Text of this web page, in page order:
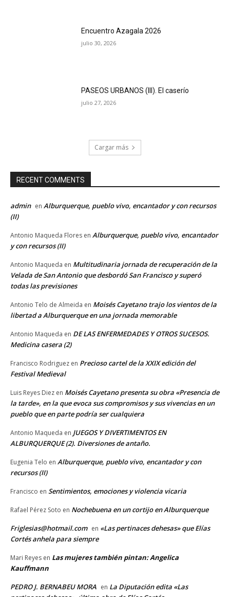
Encuentro Azagala 2026
julio 30, 2026
PASEOS URBANOS (III). El caserío
julio 27, 2026
Cargar más
RECENT COMMENTS
admin en Alburquerque, pueblo vivo, encantador y con recursos
(II)
Antonio Maqueda Flores en Alburquerque, pueblo vivo, encantador
y con recursos (II)
Antonio Maqueda en Multitudinaria jornada de recuperación de la
Velada de San Antonio que desbordó San Francisco y superó
todas las previsiones
Antonio Telo de Almeida en Moisés Cayetano trajo los vientos de la
libertad a Alburquerque en una jornada memorable
Antonio Maqueda en DE LAS ENFERMEDADES Y OTROS SUCESOS.
Medicina casera (2)
Francisco Rodriguez en Precioso cartel de la XXIX edición del
Festival Medieval
Luis Reyes Diez en Moisés Cayetano presenta su obra «Presencia de
la tarde», en la que evoca sus compromisos y sus vivencias en un
pueblo que en parte podría ser cualquiera
Antonio Maqueda en JUEGOS Y DIVERTIMENTOS EN
ALBURQUERQUE (2). Diversiones de antaño.
Eugenia Telo en Alburquerque, pueblo vivo, encantador y con
recursos (II)
Francisco en Sentimientos, emociones y violencia vicaria
Rafael Pérez Soto en Nochebuena en un cortijo en Alburquerque
Friglesias@hotmail.com en «Las pertinaces dehesas» que Elías
Cortés anhela para siempre
Mari Reyes en Las mujeres también pintan: Angelica
Kauffmann
PEDRO J. BERNABEU MORA en La Diputación edita «Las